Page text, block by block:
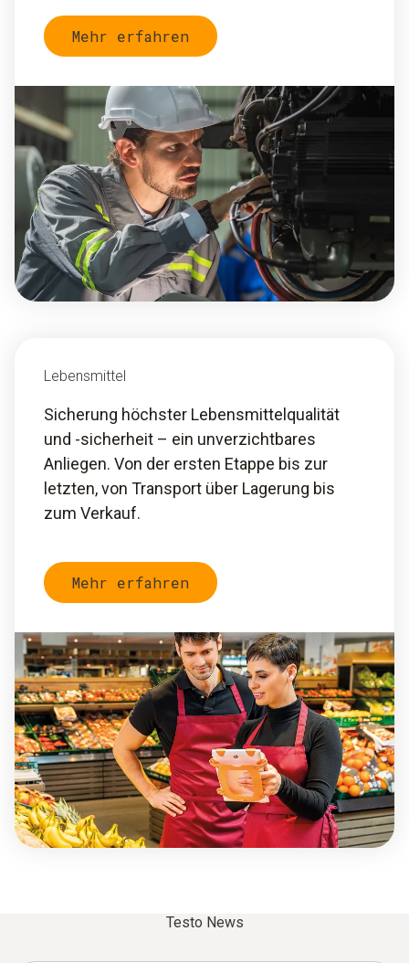
Mehr erfahren
Lebensmittel
Sicherung höchster Lebensmittelqualität
und -sicherheit – ein unverzichtbares
Anliegen. Von der ersten Etappe bis zur
letzten, von Transport über Lagerung bis
zum Verkauf.
Mehr erfahren
Testo News